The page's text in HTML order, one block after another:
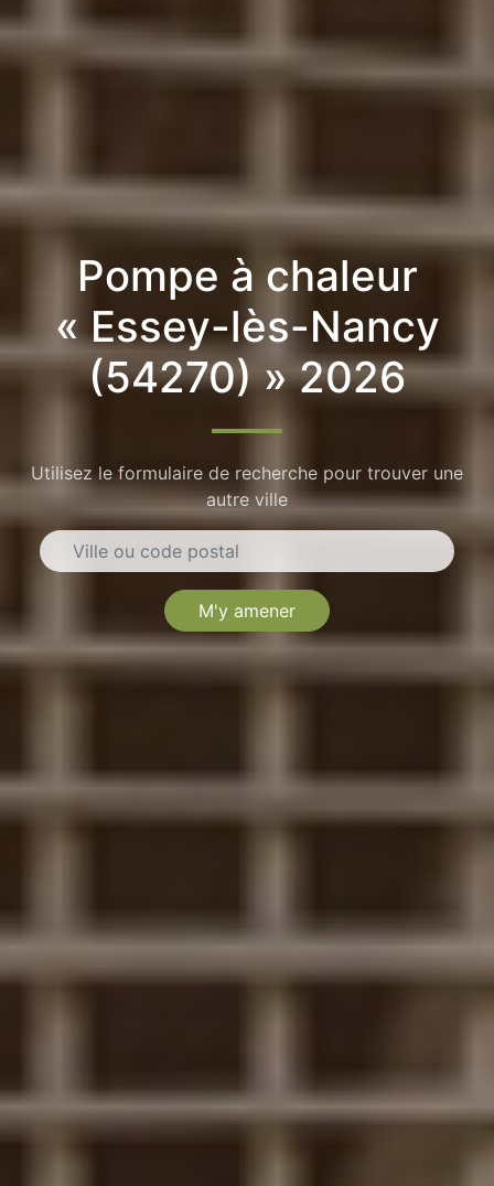
Pompe à chaleur
« Essey-lès-Nancy
(54270) » 2026
Utilisez le formulaire de recherche pour trouver une
autre ville
M'y amener